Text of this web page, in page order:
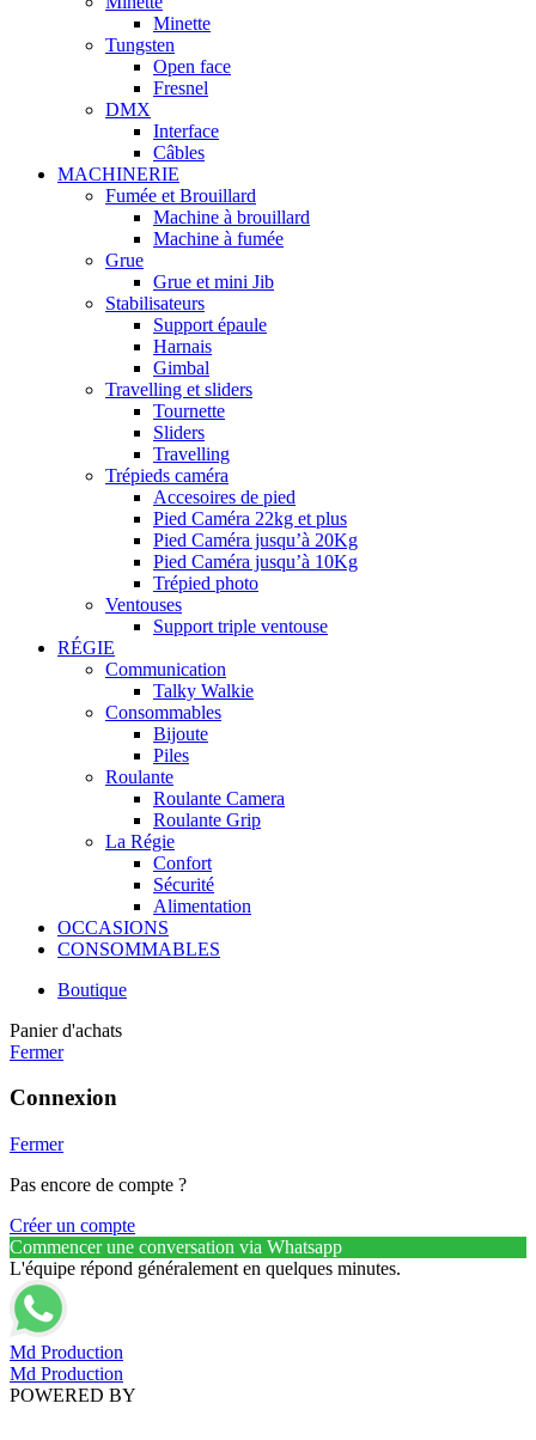
Minette
Tungsten
Open face
Fresnel
DMX
Interface
Câbles
MACHINERIE
Fumée et Brouillard
Machine à brouillard
Machine à fumée
Grue
Grue et mini Jib
Stabilisateurs
Support épaule
Harnais
Gimbal
Travelling et sliders
Tournette
Sliders
Travelling
Trépieds caméra
Accesoires de pied
Pied Caméra 22kg et plus
Pied Caméra jusqu’à 20Kg
Pied Caméra jusqu’à 10Kg
Trépied photo
Ventouses
Support triple ventouse
RÉGIE
Communication
Talky Walkie
Consommables
Bijoute
Piles
Roulante
Roulante Camera
Roulante Grip
La Régie
Confort
Sécurité
Alimentation
OCCASIONS
CONSOMMABLES
Boutique
Panier d'achats
Fermer
Connexion
Fermer
Pas encore de compte ?
Créer un compte
Commencer une conversation via Whatsapp
L'équipe répond généralement en quelques minutes.
Md Production
Md Production
POWERED BY